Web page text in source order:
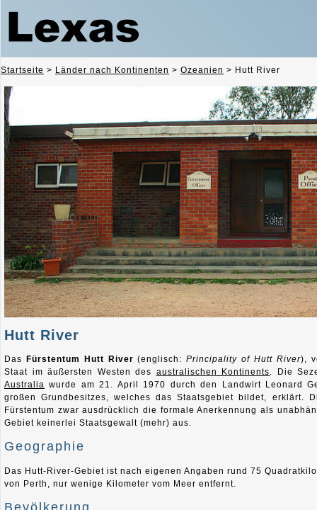
Startseite > Länder nach Kontinenten > Ozeanien > Hutt River
Hutt River
Das Fürstentum Hutt River (englisch:Principality of Hutt River),
Staat im äußersten Westen des australischen Kontinents. Die
Australia wurde am 21. April 1970 durch den Landwirt Leonard
großen Grundbesitzes, welches das Staatsgebiet bildet, erklärt.
Fürstentum zwar ausdrücklich die formale Anerkennung als
Gebiet keinerlei Staatsgewalt (mehr) aus.
Geographie
Das Hutt-River-Gebiet ist nach eigenen Angaben rund 75
von Perth, nur wenige Kilometer vom Meer entfernt.